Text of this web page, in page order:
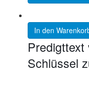
In den
Schlüssel